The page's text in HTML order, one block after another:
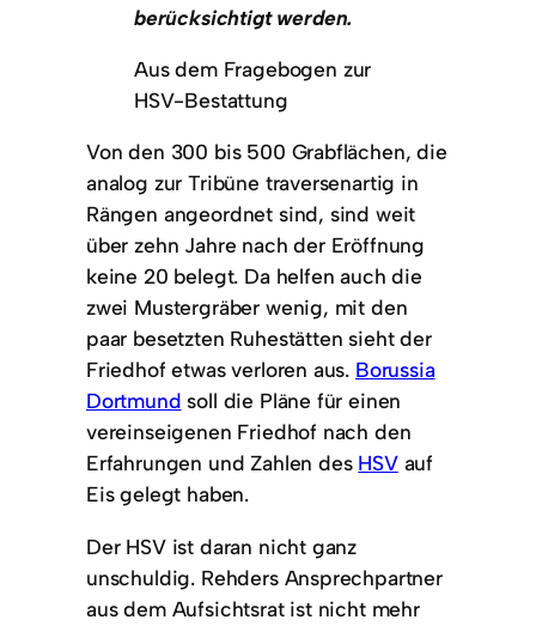
berücksichtigt werden.
Aus dem Fragebogen zur
HSV-Bestattung
Von den 300 bis 500 Grabflächen, die
analog zur Tribüne traversenartig in
Rängen angeordnet sind, sind weit
über zehn Jahre nach der Eröffnung
keine 20 belegt. Da helfen auch die
zwei Mustergräber wenig, mit den
paar besetzten Ruhestätten sieht der
Friedhof etwas verloren aus. Borussia
Dortmund soll die Pläne für einen
vereinseigenen Friedhof nach den
Erfahrungen und Zahlen des HSVauf
Eis gelegt haben.
Der HSV ist daran nicht ganz
unschuldig. Rehders Ansprechpartner
aus dem Aufsichtsrat ist nicht mehr